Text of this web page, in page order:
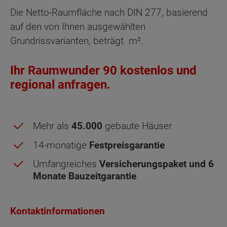
Die Netto-Raumfläche nach DIN 277, basierend
auf den von Ihnen ausgewählten
Grundrissvarianten, beträgt m².
Ihr Raumwunder 90 kostenlos und
regional anfragen.
Mehr als 45.000 gebaute Häuser
14-monatige Festpreisgarantie
Umfangreiches Versicherungspaket und 6
Monate Bauzeitgarantie
Kontaktinformationen